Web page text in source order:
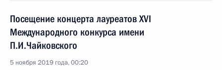
Посещение концерта лауреатов XVI
Международного конкурса имени
П.И.Чайковского
5 ноября 2019 года, 00:20